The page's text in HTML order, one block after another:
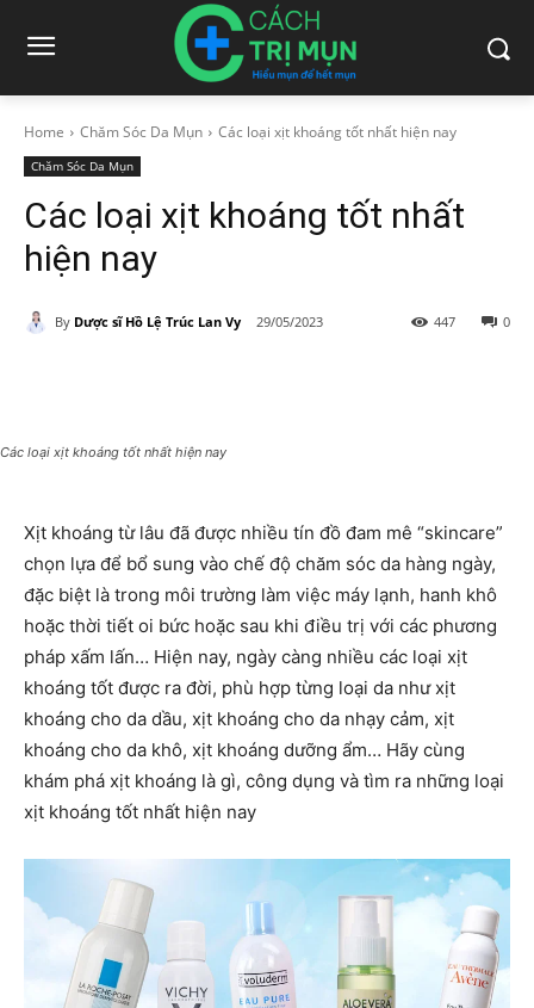
Home Chăm Sóc Da Mụn Các loại xịt khoáng tốt nhất hiện nay
Chăm Sóc Da Mụn
Các loại xịt khoáng tốt nhất
hiện nay
By Dược sĩ Hồ Lệ Trúc Lan Vy 29/05/2023 0
447
Các loại xịt khoáng tốt nhất hiện nay
Xịt khoáng từ lâu đã được nhiều tín đồ đam mê “skincare”
chọn lựa để bổ sung vào chế độ chăm sóc da hàng ngày,
đặc biệt là trong môi trường làm việc máy lạnh, hanh khô
hoặc thời tiết oi bức hoặc sau khi điều trị với các phương
pháp xấm lấn… Hiện nay, ngày càng nhiều các loại xịt
khoáng tốt được ra đời, phù hợp từng loại da như xịt
khoáng cho da dầu, xịt khoáng cho da nhạy cảm, xịt
khoáng cho da khô, xịt khoáng dưỡng ẩm… Hãy cùng
khám phá xịt khoáng là gì, công dụng và tìm ra những loại
xịt khoáng tốt nhất hiện nay